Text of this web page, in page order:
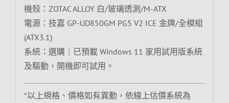
機殼：ZOTAC ALLOY 白/玻璃透測/M-ATX
電源：技嘉 GP-UD850GM PG5 V2 ICE 金牌/全模組
(ATX3.1)
系統：選購｜已預載 Windows 11 家用試用版系統
及驅動，開機即可試用。
*以上規格、價格如有異動，依線上估價系統為